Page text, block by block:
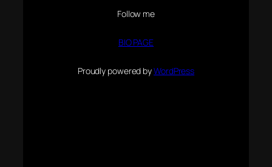
Follow me
BIO PAGE
Proudly powered byWordPress